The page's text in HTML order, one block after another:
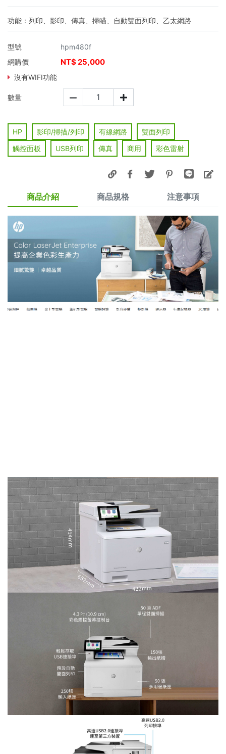
功能：列印、影印、傳真、掃瞄、自動雙面列印、乙太網路
型號
hpm480f
網購價
NT$ 25,000
沒有WIFI功能
數量
HP 影印/掃描/列印 有線網路
雙面列印
觸控面板
USB列印 傳真 商用 彩色雷射
商品介紹 商品規格 注意事項